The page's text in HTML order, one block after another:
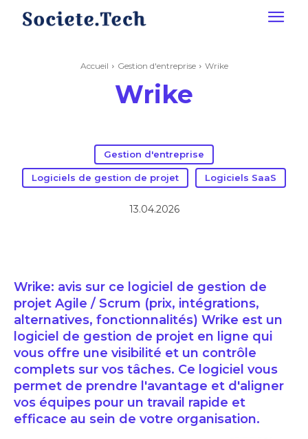
Accueil Gestion d'entreprise Wrike
Wrike
Gestion d'entreprise
Logiciels de gestion de projet Logiciels SaaS
13.04.2026
Wrike: avis sur ce logiciel de gestion de
projet Agile / Scrum (prix, intégrations,
alternatives, fonctionnalités) Wrike est un
logiciel de gestion de projet en ligne qui
vous offre une visibilité et un contrôle
complets sur vos tâches. Ce logiciel vous
permet de prendre l'avantage et d'aligner
vos équipes pour un travail rapide et
efficace au sein de votre organisation.